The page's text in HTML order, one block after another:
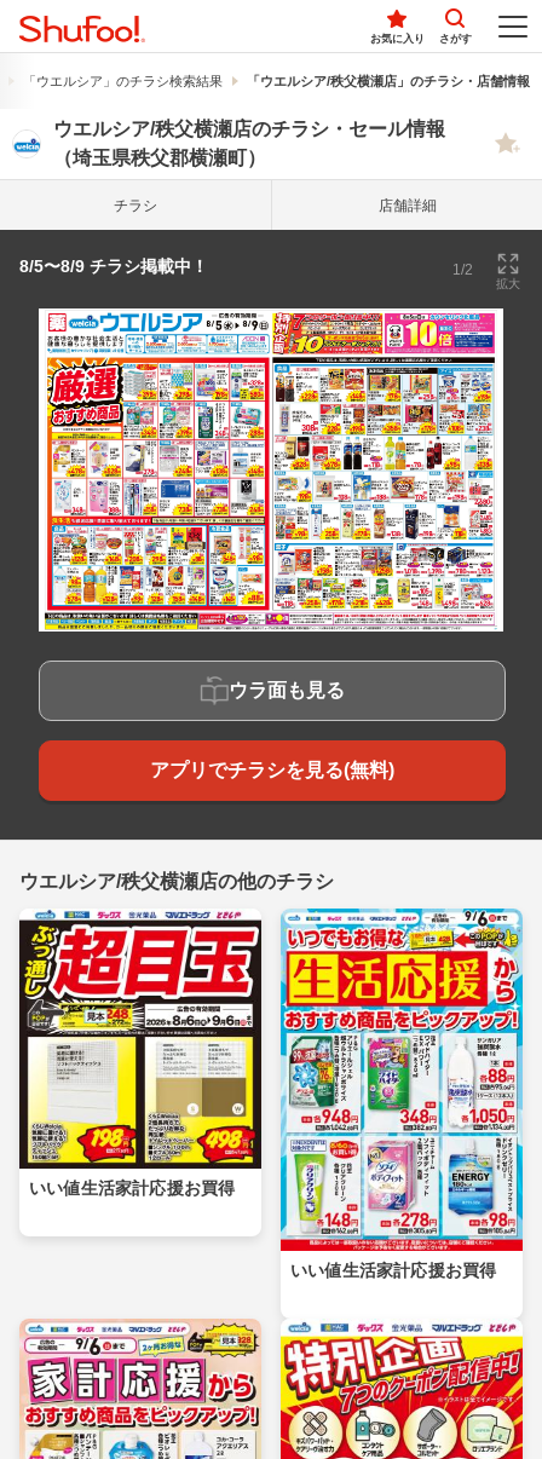
お気に入り さがす
「ウエルシア」のチラシ検索結果 「ウエルシア/秩父横瀬店」のチラシ・店舗情報
ウエルシア/秩父横瀬店のチラシ・セール情報
（埼玉県秩父郡横瀬町）
チラシ 店舗詳細
8/5〜8/9 チラシ掲載中！ 1/2
拡大
ウラ面も見る
アプリでチラシを見る(無料)
ウエルシア/秩父横瀬店の他のチラシ
いい値生活家計応援お買得
いい値生活家計応援お買得